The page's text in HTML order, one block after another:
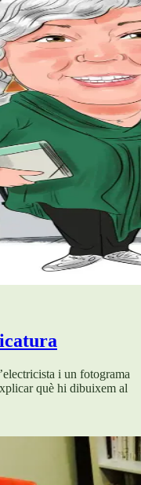
i un fotograma
què hi dibuixem al